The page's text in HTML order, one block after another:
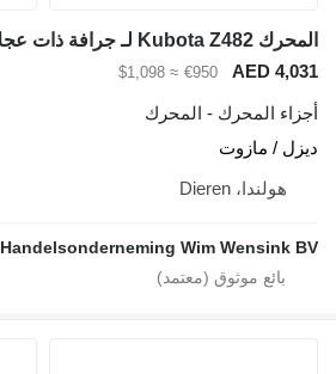
المحرك Kubota Z482 لـ جرافة ذات عجلات
AED 4,031
€950
≈ $1,098
أجزاء المحرك - المحرك
ديزل / مازوت
هولندا، Dieren
Handelsonderneming Wim Wensink BV